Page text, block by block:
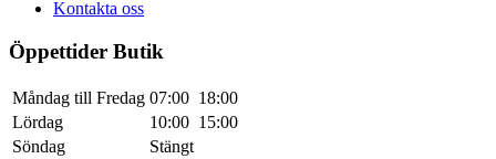
Kontakta oss
Öppettider Butik
Måndag till Fredag 07:00 18:00
Lördag
10:00 15:00
Söndag
Stängt